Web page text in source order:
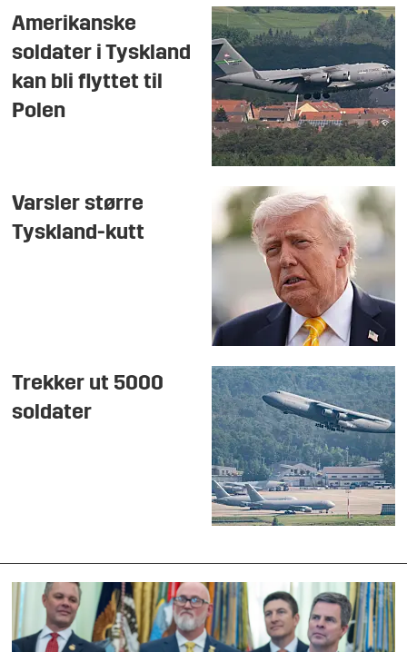
Amerikanske
soldater i Tyskland
kan bli flyttet til
Polen
Varsler større
Tyskland-kutt
Trekker ut 5000
soldater